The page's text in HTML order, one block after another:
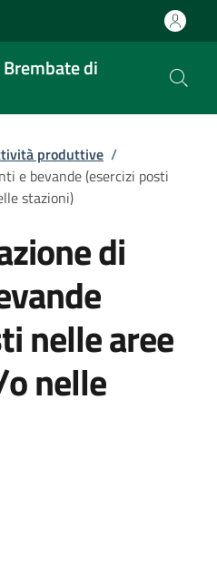
di
produttive /
e bevande (esercizi posti
stazioni)
di
nelle aree
nelle